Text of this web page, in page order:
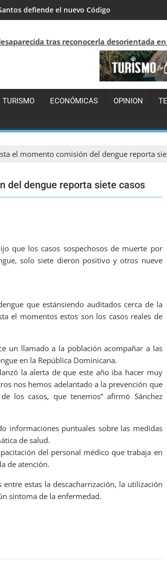
supera los 7.7 millones de visitantes y
reconocerla desorientada en Santo
TURISMO ECONÓMICAS OPINION
el momento comisión del dengue reporta
del dengue reporta siete casos
que los casos sospechosos de muerte por
solo siete dieron positivo y otros nueve
que estánsiendo auditados cerca de la
el momentos estos son los casos reales de
un llamado a la población acompañar a las
en la República Dominicana.
la alerta de que este año iba hacer muy
nos hemos adelantado a la prevención que
los casos, que tenemos” afirmó Sánchez
informaciones puntuales sobre las medidas
de salud.
del personal médico que trabaja en
de atención.
estas la descacharrización, la utilización
síntoma de la enfermedad.